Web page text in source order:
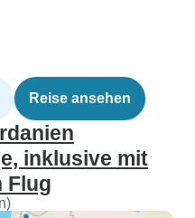
Reise ansehen
inklusive mit
Flug